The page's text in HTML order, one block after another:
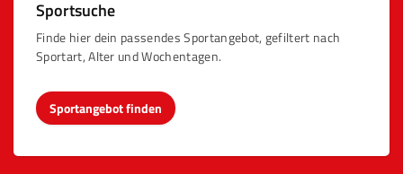
Sportsuche
Finde hier dein passendes Sportangebot, gefiltert nach
Sportart, Alter und Wochentagen.
Sportangebot finden